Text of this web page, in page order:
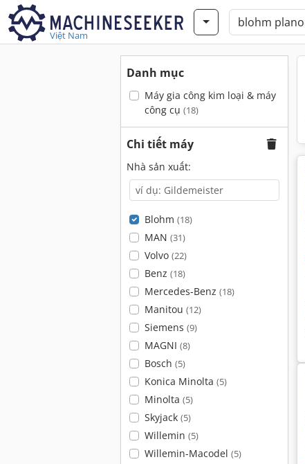
Việt Nam
Danh mục
Máy gia công kim loại & máy
công cụ (18)
Chi tiết máy
Nhà sản xuất:
Blohm (18)
MAN (31)
Volvo (22)
Benz (18)
Mercedes-Benz (18)
Manitou (12)
Siemens (9)
MAGNI (8)
Bosch (5)
Konica Minolta (5)
Minolta (5)
Skyjack (5)
Willemin (5)
Willemin-Macodel (5)